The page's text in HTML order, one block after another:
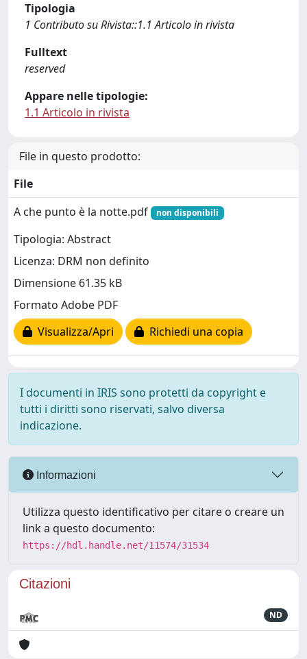
Tipologia
1 Contributo su Rivista::1.1 Articolo in rivista
Fulltext
reserved
Appare nelle tipologie:
1.1 Articolo in rivista
File in questo prodotto:
File
A che punto è la notte.pdf
non disponibili
Tipologia: Abstract
Licenza: DRM non definito
Dimensione 61.35 kB
Formato Adobe PDF
Visualizza/Apri
Richiedi una copia
I documenti in IRIS sono protetti da copyright e
tutti i diritti sono riservati, salvo diversa
indicazione.
Informazioni
Utilizza questo identificativo per citare o creare un
link a questo documento:
https://hdl.handle.net/11574/31534
Citazioni
ND